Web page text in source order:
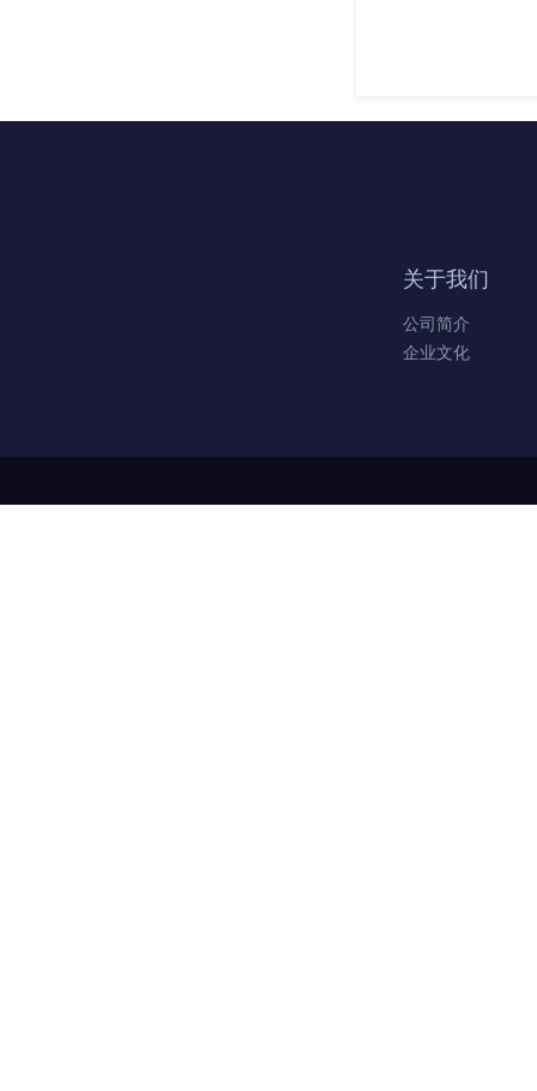
关于我们
公司简介
企业文化